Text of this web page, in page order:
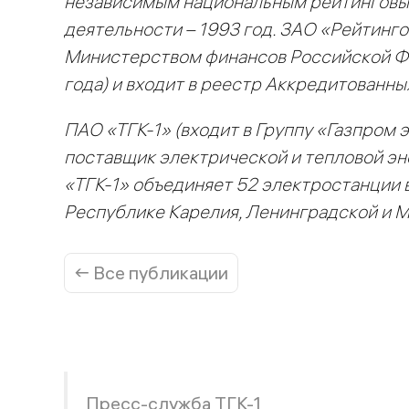
деятельности – 1993 год. ЗАО
Министерством финансов Российской
года) и входит в реестр
ПАО «ТГК-1» (входит в Группу
поставщик электрической и тепловой
«ТГК-1» объединяет 52
Республике Карелия, Ленинградской и
← Все публикации
Пресс-служба ТГК-1